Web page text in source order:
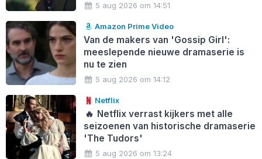
5 aug 2026 om 14:51
Amazon Prime Video
Van de makers van 'Gossip Girl':
meeslepende nieuwe dramaserie is
nu te zien
5 aug 2026 om 14:12
Netflix
🔥 Netflix verrast kijkers met alle
seizoenen van historische dramaserie
'The Tudors'
5 aug 2026 om 13:24